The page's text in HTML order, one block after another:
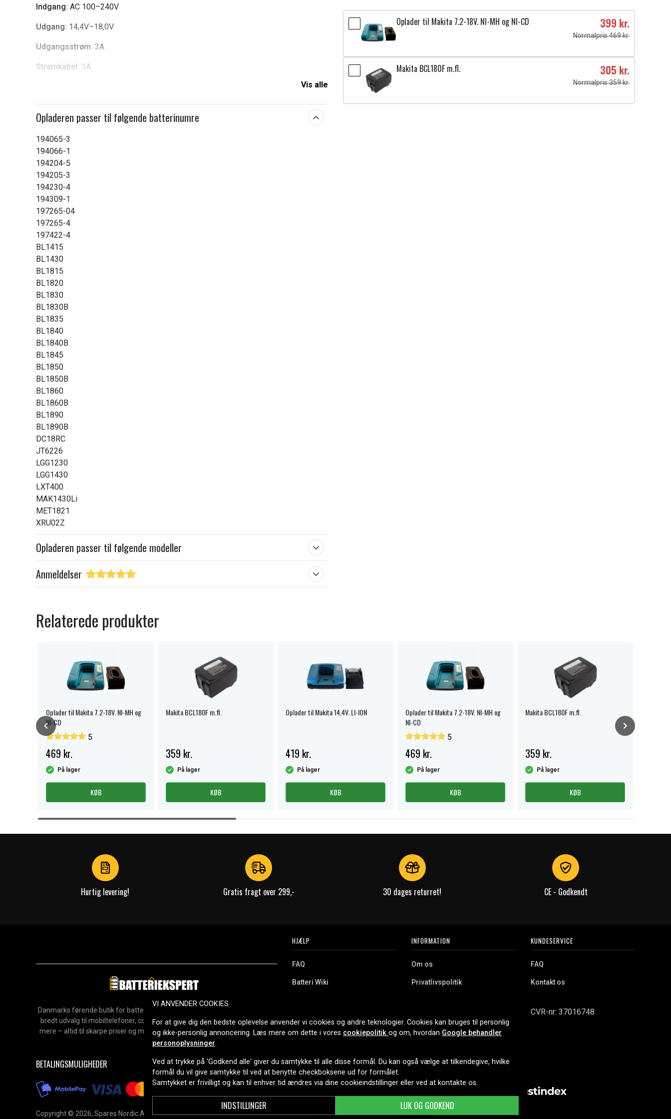
Indgang: AC 100–240V
Udgang: 14,4V–18,0V
Udgangsstrøm: 3A
Strømkabel: 3A
Vis alle
Opladeren passer til følgende batterinumre
194065-3
194066-1
194204-5
194205-3
194230-4
194309-1
197265-04
197265-4
197422-4
BL1415
BL1430
BL1815
BL1820
BL1830
BL1830B
BL1835
BL1840
BL1840B
BL1845
BL1850
BL1850B
BL1860
BL1860B
BL1890
BL1890B
DC18RC
JT6226
LGG1230
LGG1430
LXT400
MAK1430Li
MET1821
XRU02Z
Opladeren passer til følgende modeller
Anmeldelser
Oplader til Makita 7.2-18V. NI-MH og NI-CD 399 kr.
Normalpris 469 kr.
Makita BCL180F m.fl. 305 kr.
Normalpris 359 kr.
Relaterede produkter
Oplader til Makita 7.2-18V. NI-MH og
NI-CD
5
469 kr.
På lager
KØB
Makita BCL180F m.fl.
359 kr.
På lager
KØB
Oplader til Makita 14,4V. LI-ION
419 kr.
På lager
KØB
Oplader til Makita 7.2-18V. NI-MH og
NI-CD
5
469 kr.
På lager
KØB
Makita BCL180F m.fl.
359 kr.
På lager
KØB
Item
Hurtig levering! Gratis fragt over 299,- 30 dages returret! CE - Godkendt
Danmarks førende butik for batterier, opladere og reservedele. Vi tilbyder et
bredt udvalg til mobiltelefoner, computere, værktøj, husholdning og meget
mere – altid til skarpe priser og med hurtig levering. Sikker nethandel siden
2006.
HJÆLP
FAQ
Batteri Wiki
Erhvervskunde
INFORMATION
Om os
Privatlivspolitik
Cookies
KUNDESERVICE
FAQ
Kontakt os
CVR-nr: 37016748
BETALINGSMULIGHEDER LEVERINGSMULIGHEDER
Copyright © 2026, Spares Nordic AB
VI ANVENDER COOKIES
For at give dig den bedste oplevelse anvender vi cookies og andre teknologier. Cookies kan bruges til personlig
og ikke-personlig annoncering. Læs mere om dette i vores cookiepolitik og om, hvordan Google behandler
personoplysninger.
Ved at trykke på 'Godkend alle' giver du samtykke til alle disse formål. Du kan også vælge at tilkendegive, hvilke
formål du vil give samtykke til ved at benytte checkboksene ud for formålet.
Samtykket er frivilligt og kan til enhver tid ændres via dine cookieindstillinger eller ved at kontakte os.
INDSTILLINGER LUK OG GODKEND